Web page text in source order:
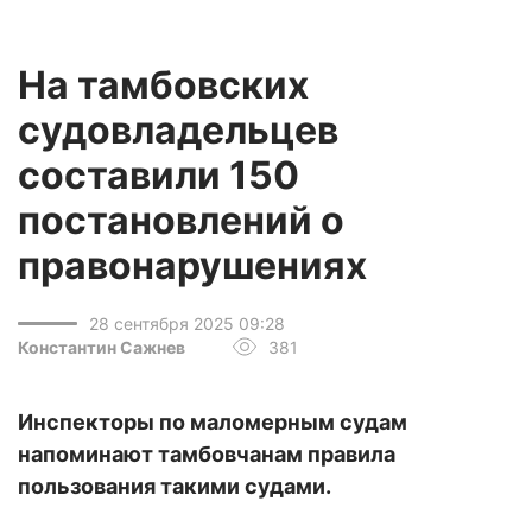
На тамбовских
судовладельцев
составили 150
постановлений о
правонарушениях
28 сентября 2025 09:28
Константин Сажнев
381
Инспекторы по маломерным судам
напоминают тамбовчанам правила
пользования такими судами.